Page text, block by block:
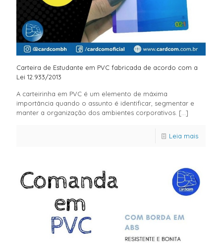
Carteira de Estudante em PVC fabricada de acordo com a
Lei 12.933/2013
A carteirinha em PVC é um elemento de máxima
importância quando o assunto é identificar, segmentar e
manter a organização dos ambientes corporativos. […]
Leia mais